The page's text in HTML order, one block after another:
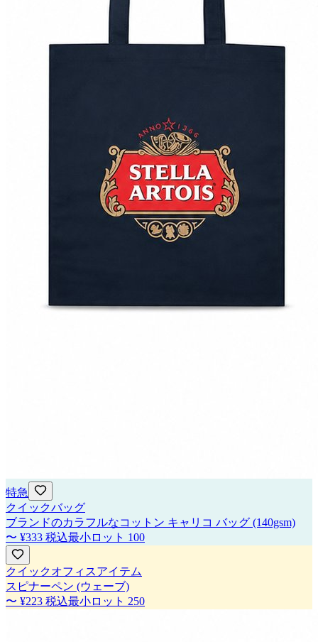
特急
クイックバッグ
ブランドのカラフルなコットン キャリコ バッグ (140gsm)
〜 ¥333 税込最小ロット 100
クイックオフィスアイテム
スピナーペン (ウェーブ)
〜 ¥223 税込最小ロット 250